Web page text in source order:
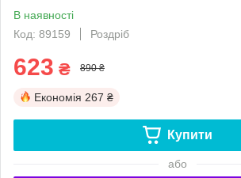
В наявності
Код: 89159
Роздріб
623 ₴ 890 ₴
Економія 267 ₴
Купити
або